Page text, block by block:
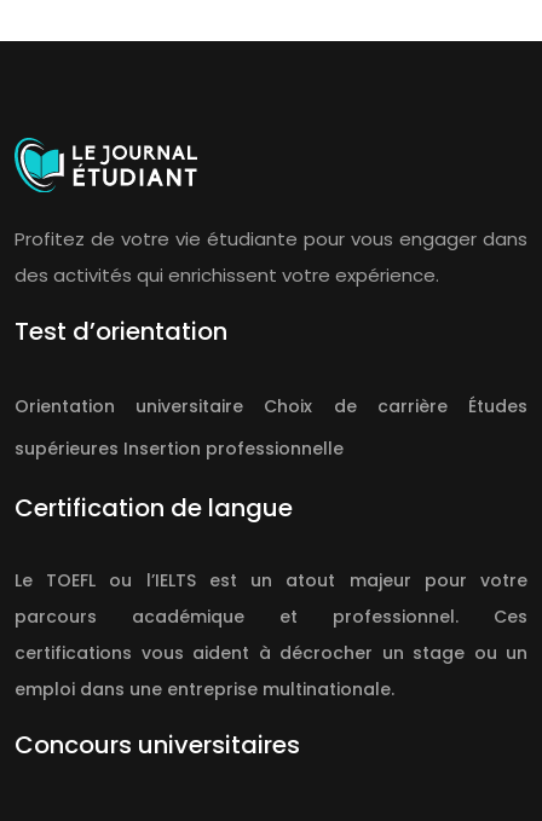
Profitez de votre vie étudiante pour vous engager dans
des activités qui enrichissent votre expérience.
Test d’orientation
Orientation universitaire Choix de carrièreÉtudes
supérieures Insertion professionnelle
Certification de langue
Le TOEFL ou l’IELTS est un atout majeur pour votre
parcours académique et professionnel. Ces
certifications vous aident à décrocher un stage ou un
emploi dans une entreprise multinationale.
Concours universitaires